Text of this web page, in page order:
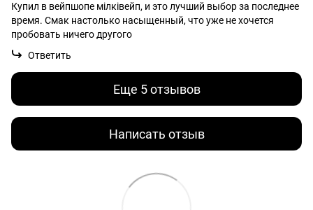
Купил в вейпшопе мілківейп, и это лучший выбор за последнее
время. Смак настолько насыщенный, что уже не хочется
пробовать ничего другого
Ответить
Еще 5 отзывов
Написать отзыв